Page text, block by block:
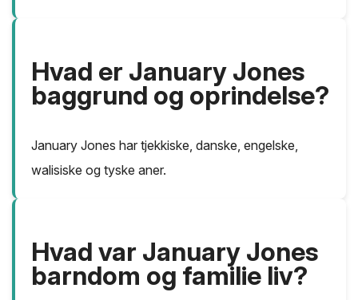
Hvad er January Jones
baggrund og oprindelse?
January Jones har tjekkiske, danske, engelske,
walisiske og tyske aner.
Hvad var January Jones
barndom og familie liv?